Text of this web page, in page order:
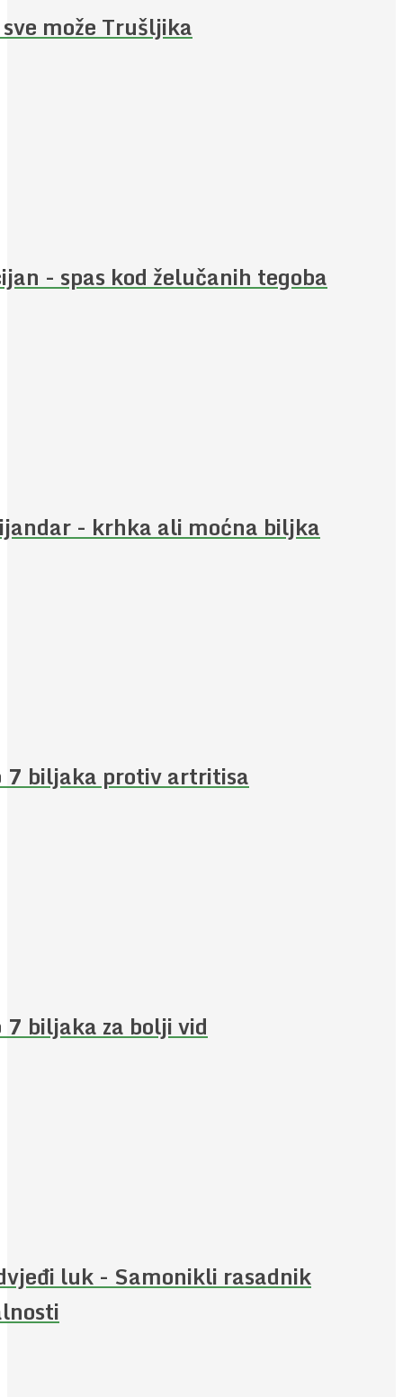
može Trušljika
- spas kod želučanih tegoba
- krhka ali moćna biljka
7 biljaka protiv artritisa
7 biljaka za bolji vid
luk - Samonikli rasadnik